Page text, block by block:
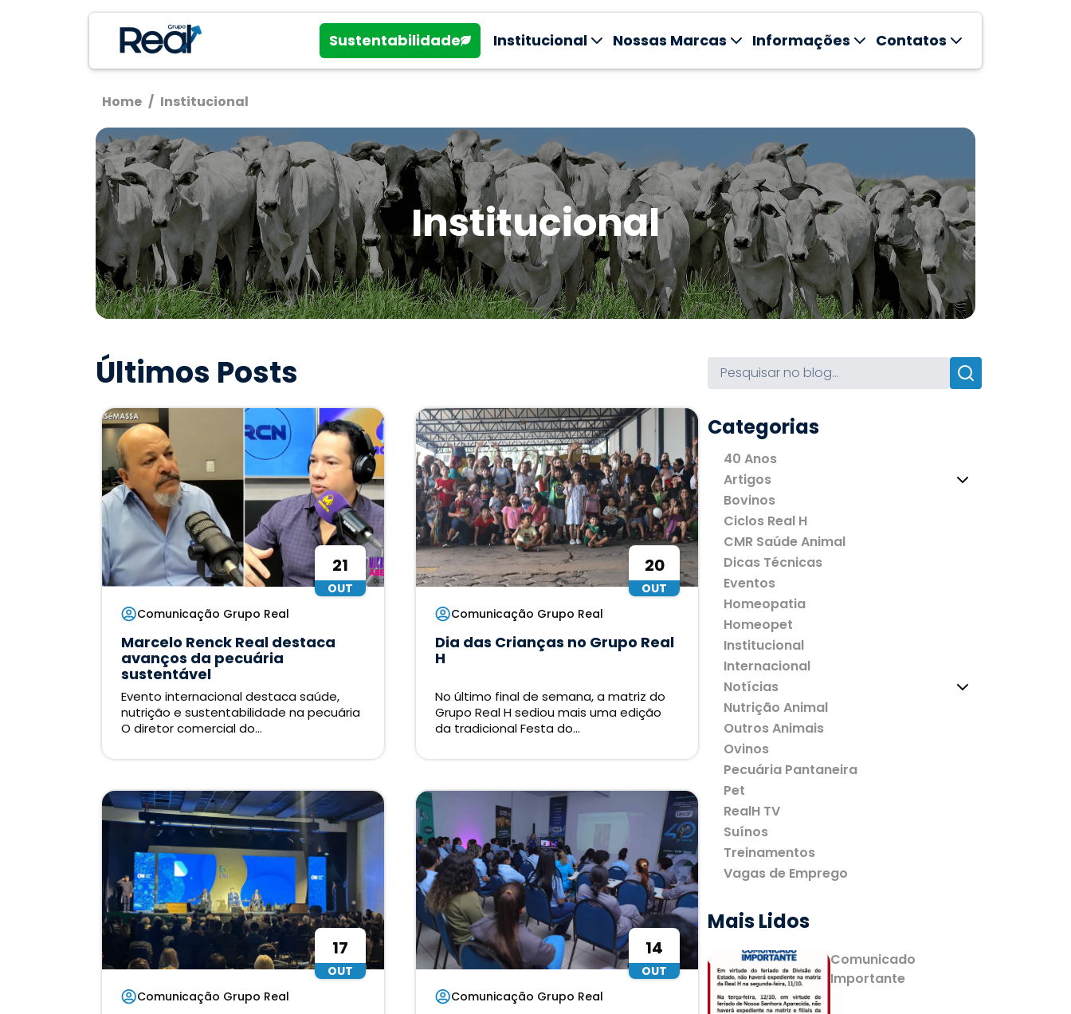
Sustentabilidade Institucional Nossas Marcas Informações Contatos
Home / Institucional
Institucional
Últimos Posts
21
OUT
Comunicação Grupo Real
Marcelo Renck Real destaca
avanços da pecuária
sustentável
Evento internacional destaca saúde,
nutrição e sustentabilidade na pecuária
O diretor comercial do...
20
OUT
Comunicação Grupo Real
Dia das Crianças no Grupo Real
H
No último final de semana, a matriz do
Grupo Real H sediou mais uma edição
da tradicional Festa do...
17
OUT
Comunicação Grupo Real
14
OUT
Comunicação Grupo Real
Categorias
40 Anos
Artigos
Bovinos
Ciclos Real H
CMR Saúde Animal
Dicas Técnicas
Eventos
Homeopatia
Homeopet
Institucional
Internacional
Notícias
Nutrição Animal
Outros Animais
Ovinos
Pecuária Pantaneira
Pet
RealH TV
Suínos
Treinamentos
Vagas de Emprego
Mais Lidos
Comunicado
Importante